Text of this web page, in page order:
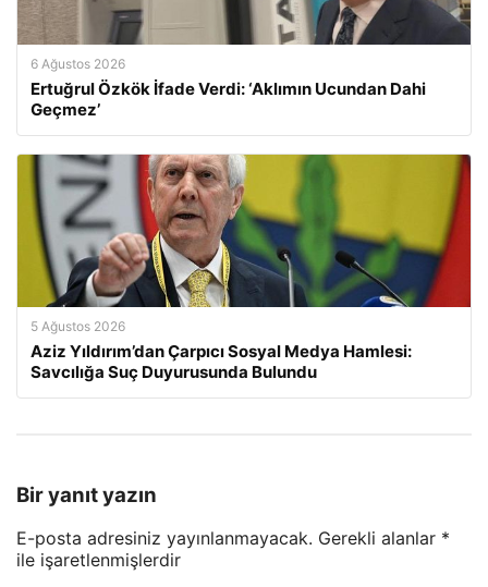
6 Ağustos 2026
Ertuğrul Özkök İfade Verdi: ‘Aklımın Ucundan Dahi
Geçmez’
5 Ağustos 2026
Aziz Yıldırım’dan Çarpıcı Sosyal Medya Hamlesi:
Savcılığa Suç Duyurusunda Bulundu
Bir yanıt yazın
E-posta adresiniz yayınlanmayacak. Gerekli alanlar *
ile işaretlenmişlerdir